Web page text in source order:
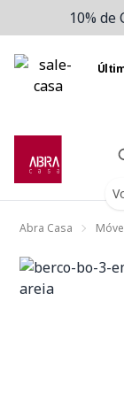
10% de
Abra Casa